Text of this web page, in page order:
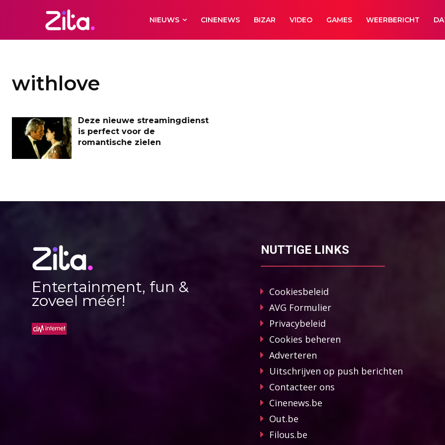
NIEUWS CINENEWS BIZAR VIDEO GAMES WEERBERICHT
withlove
Deze nieuwe streamingdienst
is perfect voor de
romantische zielen
Entertainment, fun &
zoveel méér!
NUTTIGE LINKS
Cookiesbeleid
AVG Formulier
Privacybeleid
Cookies beheren
Adverteren
Uitschrijven op push berichten
Contacteer ons
Cinenews.be
Out.be
Filous.be